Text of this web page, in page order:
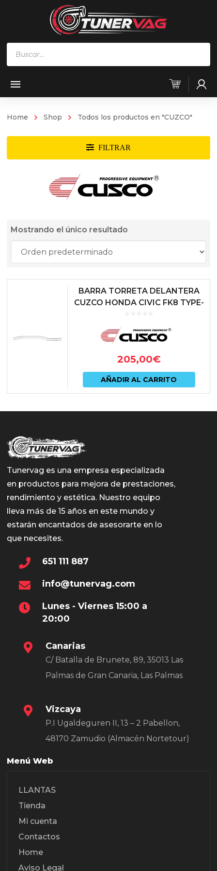
Home Shop Todos los productos en "CUZCO"
Mostrando el único resultado
BARRA TORRETA DELANTERA
CUZCO HONDA CIVIC FK8 TYPE-
205,00€
AÑADIR AL CARRITO
Tunervag es una empresa especializada
en productos para mejora de prestaciones,
rendimiento y estética. Nuestro equipo
lleva más de 15 años en este mundo y
estarán encantados de asesorarte en lo
que necesites.
651 111 887
info@tunervag.com
Lunes - Viernes 15:00 a
20:00
Canarias
C/ Batalla de Brunete, 89, 35013 Las
Palmas de Gran Canaria, Las Palmas
Vizcaya
P.I Ugaldeguren II, 13 – 2 Pabellon,
48170 Zamudio (Almacén Nortetour)
Menú Web
LLANTAS
Tienda
Mi cuenta
Contactos
Home
Aviso Legal